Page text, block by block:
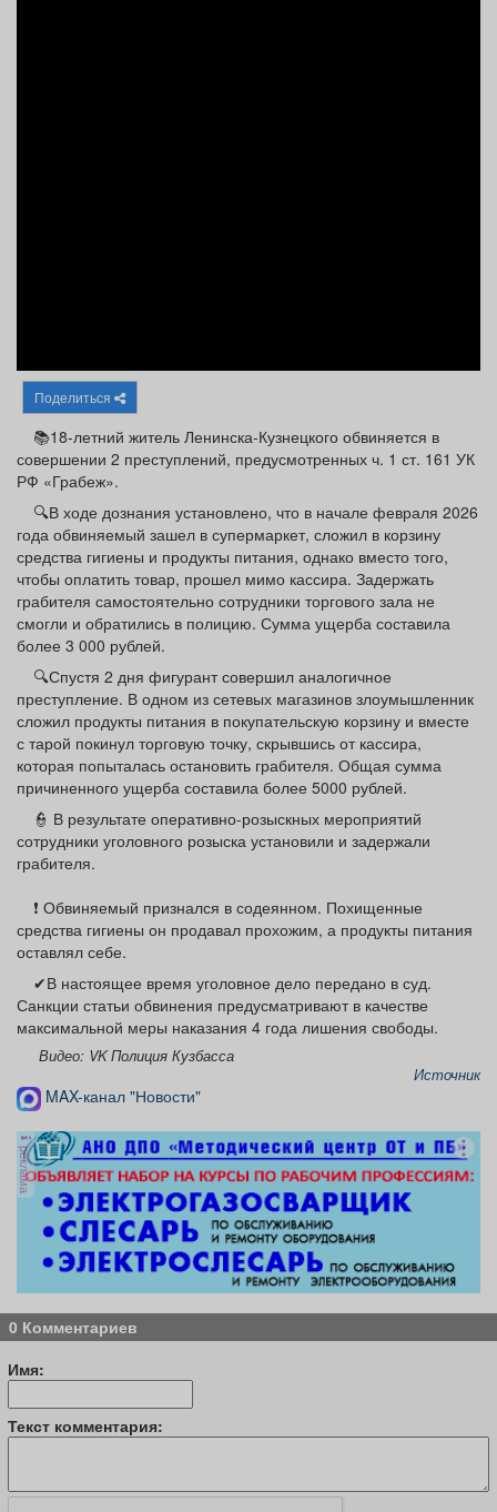
Поделиться
📚18-летний житель Ленинска-Кузнецкого обвиняется в
совершении 2 преступлений, предусмотренных ч. 1 ст. 161 УК
РФ «Грабеж».
🔍В ходе дознания установлено, что в начале февраля 2026
года обвиняемый зашел в супермаркет, сложил в корзину
средства гигиены и продукты питания, однако вместо того,
чтобы оплатить товар, прошел мимо кассира. Задержать
грабителя самостоятельно сотрудники торгового зала не
смогли и обратились в полицию. Сумма ущерба составила
более 3 000 рублей.
🔍Спустя 2 дня фигурант совершил аналогичное
преступление. В одном из сетевых магазинов злоумышленник
сложил продукты питания в покупательскую корзину и вместе
с тарой покинул торговую точку, скрывшись от кассира,
которая попыталась остановить грабителя. Общая сумма
причиненного ущерба составила более 5000 рублей.
👮 В результате оперативно-розыскных мероприятий
сотрудники уголовного розыска установили и задержали
грабителя.
❗ Обвиняемый признался в содеянном. Похищенные
средства гигиены он продавал прохожим, а продукты питания
оставлял себе.
✔В настоящее время уголовное дело передано в суд.
Санкции статьи обвинения предусматривают в качестве
максимальной меры наказания 4 года лишения свободы.
Видео: VK Полиция Кузбасса
Источник
MAX-канал "Новости"
реклама
0 Комментариев
Имя:
Текст комментария: